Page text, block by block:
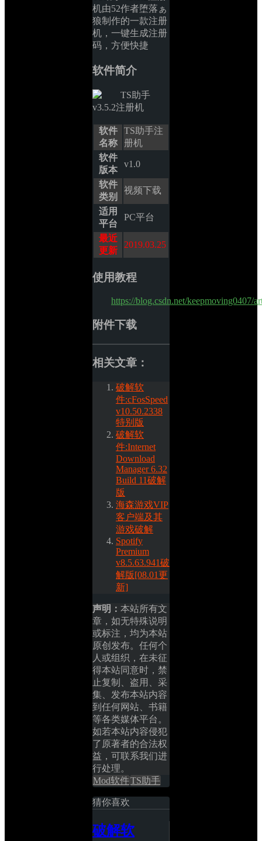
机由52作者堕落ぁ
狼制作的一款注册
机，一键生成注册
码，方便快捷
软件简介
软件
名称
TS助手注
册机
软件
版本
v1.0
软件
类别
视频下载
适用
平台
PC平台
最近
更新
2019.03.25
使用教程
https://blog.csdn.net/keepmoving0407/
附件下载
相关文章：
破解软
件:cFosSpeed
v10.50.2338
特别版
破解软
件:Internet
Download
Manager 6.32
Build 11破解
版
海森游戏VIP
客户端及其
游戏破解
Spotify
Premium
v8.5.63.941破
解版[08.01更
新]
声明： 本站所有文
章，如无特殊说明
或标注，均为本站
原创发布。任何个
人或组织，在未征
得本站同意时，禁
止复制、盗用、采
集、发布本站内容
到任何网站、书籍
等各类媒体平台。
如若本站内容侵犯
了原著者的合法权
益，可联系我们进
行处理。
Mod软件TS助手
猜你喜欢
破解软